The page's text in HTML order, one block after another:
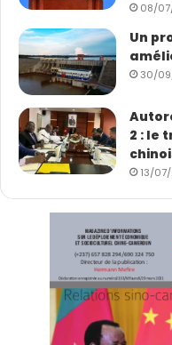
08/
Un
30/
2 : le
13/